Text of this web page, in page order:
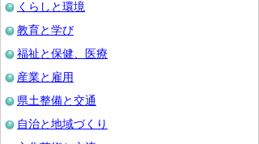
くらしと環境
教育と学び
福祉と保健、医療
産業と雇用
県土整備と交通
自治と地域づくり